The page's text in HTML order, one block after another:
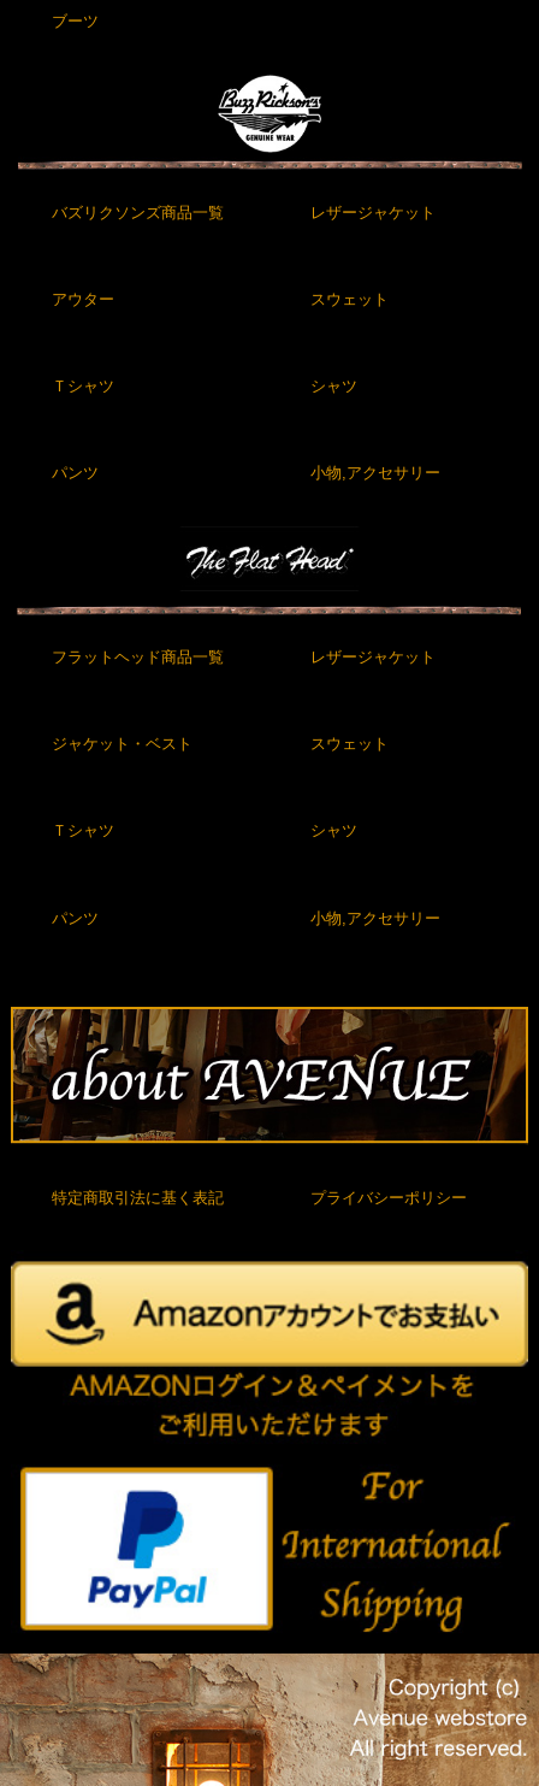
ブーツ
バズリクソンズ商品一覧 レザージャケット
アウター スウェット
Ｔシャツ シャツ
パンツ 小物,アクセサリー
フラットヘッド商品一覧 レザージャケット
ジャケット・ベスト スウェット
Ｔシャツ シャツ
パンツ 小物,アクセサリー
特定商取引法に基く表記 プライバシーポリシー